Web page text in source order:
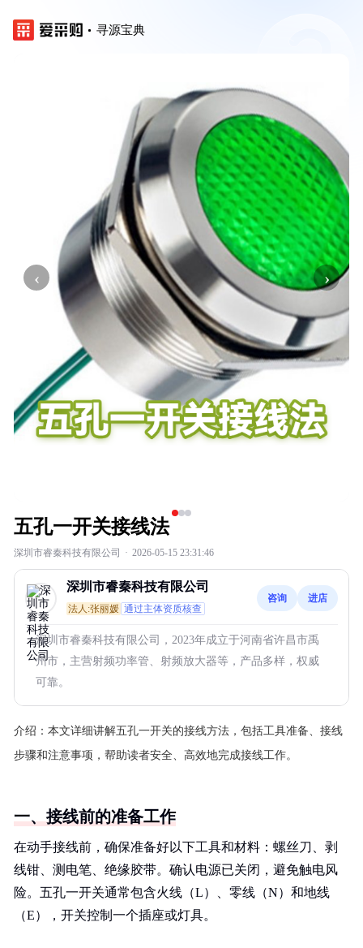
寻源宝典
‹ ›
五孔一开关接线法
深圳市睿秦科技有限公司 · 2026-05-15 23:31:46
深圳市睿秦科技有限公司
法人:张丽媛 通过主体资质核查
咨询 进店
深圳市睿秦科技有限公司，2023年成立于河南省许昌市禹
州市，主营射频功率管、射频放大器等，产品多样，权威
可靠。
介绍： 本文详细讲解五孔一开关的接线方法，包括工具准备、接线
步骤和注意事项，帮助读者安全、高效地完成接线工作。
一、接线前的准备工作
在动手接线前，确保准备好以下工具和材料：螺丝刀、剥
线钳、测电笔、绝缘胶带。确认电源已关闭，避免触电风
险。五孔一开关通常包含火线（L）、零线（N）和地线
（E），开关控制一个插座或灯具。